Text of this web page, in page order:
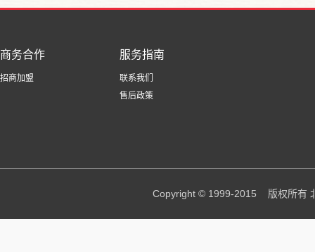
商务合作
招商加盟
服务指南
联系我们
售后政策
Copyright © 1999-2015 版权所有